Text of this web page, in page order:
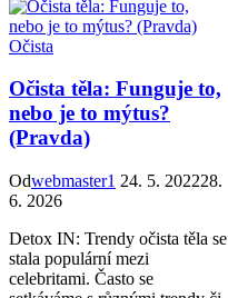
Očista
Očista těla: Funguje to,
nebo je to mýtus?
(Pravda)
Odwebmaster1 24. 5. 202228.
6. 2026
Detox IN: Trendy očista těla se
stala populární mezi
celebritami. Často se